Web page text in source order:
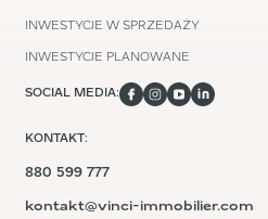
INWESTYCJE W SPRZEDAŻY
INWESTYCJE PLANOWANE
SOCIAL MEDIA:
KONTAKT:
880 599 777
kontakt@vinci-immobilier.com